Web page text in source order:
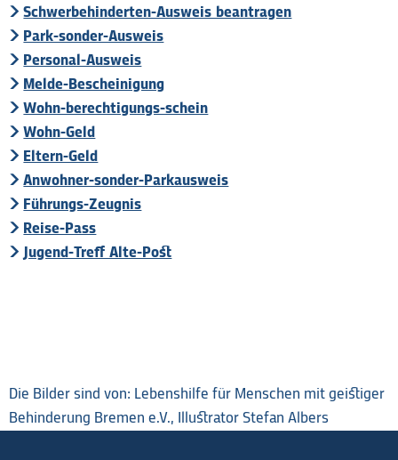
Schwerbehinderten-Ausweis beantragen
Park-sonder-Ausweis
Personal-Ausweis
Melde-Bescheinigung
Wohn-berechtigungs-schein
Wohn-Geld
Eltern-Geld
Anwohner-sonder-Parkausweis
Führungs-Zeugnis
Reise-Pass
Jugend-Treff Alte-Post
Die Bilder sind von: Lebenshilfe für Menschen mit geistiger
Behinderung Bremen e.V., Illustrator Stefan Albers